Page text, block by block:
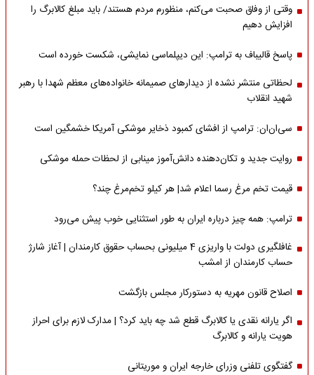
وقتی از وفاق صحبت می‌کنم، منظورم مردم هستند/ باید مبلغ کالابرگ را
افزایش دهیم
پاسخ قالیباف به ترامپ: این دیپلماسی نمایشی، شکست خورده است
لحظاتی منتشر نشده از دیدارهای صمیمانه خانواده‌های معظم شهدا با رهبر
شهید انقلاب
سی‌ان‌ان: ترامپ از افشای کمبود ذخایر موشکی آمریکا خشمگین است
روایت جدید و تکان‌دهنده دانش‌آموز مینابی از لحظات حمله موشکی
قیمت تخم مرغ رسما اعلام شد| هر کیلو تخم‌مرغ چند؟
ترامپ: همه چیز درباره ایران به طور استثنایی خوب پیش می‌رود
غافلگیری دولت با واریزی 4 میلیونی بحساب حقوق کارمندان | آغاز شارژ
حساب کارمندان از امشب
اصلاح قانون مهریه به دستورکار مجلس بازگشت
اگر یارانه نقدی یا کالابرگ قطع شد چه باید کرد؟ | مدارک لازم برای احراز
هویت یارانه و کالابرگ
گفتگوی تلفنی وزرای خارجه ایران و موریتانی